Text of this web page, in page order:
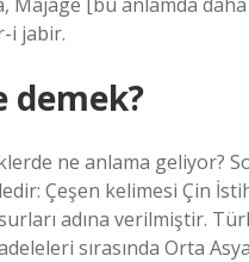
i jabir.
demek?
ne anlama geliyor?
Çeşen kelimesi Çin
adına verilmiştir.
sırasında Orta